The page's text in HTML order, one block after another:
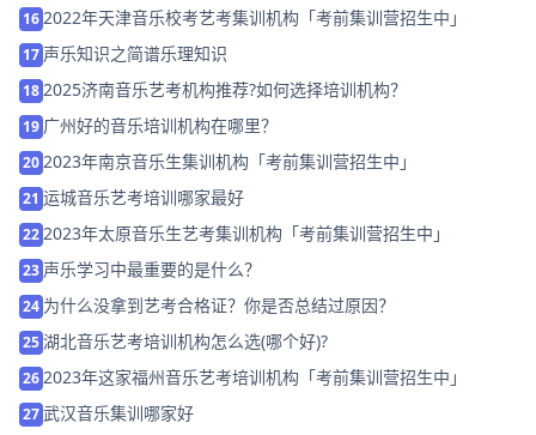
16 2022年天津音乐校考艺考集训机构「考前集训营招生中」
17 声乐知识之简谱乐理知识
18 2025济南音乐艺考机构推荐?如何选择培训机构？
19 广州好的音乐培训机构在哪里？
20 2023年南京音乐生集训机构「考前集训营招生中」
21 运城音乐艺考培训哪家最好
22 2023年太原音乐生艺考集训机构「考前集训营招生中」
23 声乐学习中最重要的是什么？
24 为什么没拿到艺考合格证？你是否总结过原因？
25湖北音乐艺考培训机构怎么选(哪个好)?
26 2023年这家福州音乐艺考培训机构「考前集训营招生中」
27武汉音乐集训哪家好